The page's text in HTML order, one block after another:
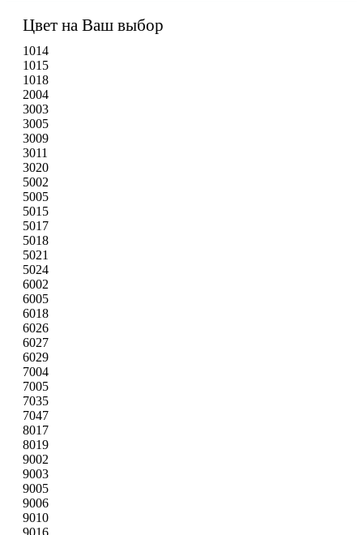
Цвет на Ваш выбор
1014
1015
1018
2004
3003
3005
3009
3011
3020
5002
5005
5015
5017
5018
5021
5024
6002
6005
6018
6026
6027
6029
7004
7005
7035
7047
8017
8019
9002
9003
9005
9006
9010
9016